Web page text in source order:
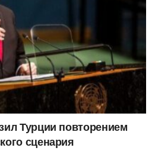
Турции повторением
сценария